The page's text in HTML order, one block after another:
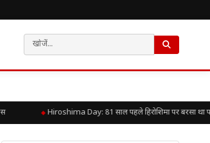
Hiroshima Day: 81 साल पहले हिरोशिमा पर बरसा था